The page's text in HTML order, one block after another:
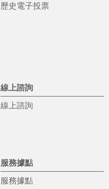
歷史電子投票
線上諮詢
線上諮詢
服務據點
服務據點